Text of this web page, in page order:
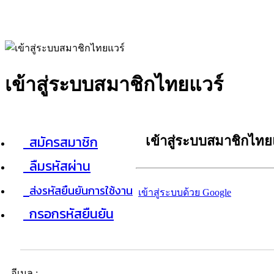
เข้าสู่ระบบสมาชิกไทยแวร์
สมัครสมาชิก
ลืมรหัสผ่าน
ส่งรหัสยืนยันการใช้งาน
กรอกรหัสยืนยัน
เข้าสู่ระบบสมาชิกไท
เข้าสู่ระบบด้วย Google